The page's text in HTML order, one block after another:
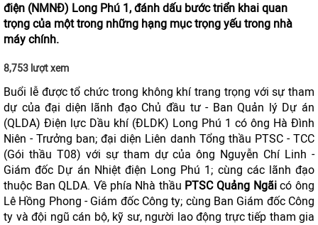
điện (NMNĐ) Long Phú 1, đánh dấu bước triển khai quan
trọng của một trong những hạng mục trọng yếu trong nhà
máy chính.
8,753 lượt xem
Buổi lễ được tổ chức trong không khí trang trọng với sự tham
dự của đại diện lãnh đạo Chủ đầu tư - Ban Quản lý Dự án
(QLDA) Điện lực Dầu khí (ĐLDK) Long Phú 1 có ông Hà Đình
Niên - Trưởng ban; đại diện Liên danh Tổng thầu PTSC - TCC
(Gói thầu T08) với sự tham dự của ông Nguyễn Chí Linh -
Giám đốc Dự án Nhiệt điện Long Phú 1; cùng các lãnh đạo
thuộc Ban QLDA. Về phía Nhà thầu PTSC Quảng Ngãicó ông
Lê Hồng Phong - Giám đốc Công ty; cùng Ban Giám đốc Công
ty và đội ngũ cán bộ, kỹ sư, người lao động trực tiếp tham gia